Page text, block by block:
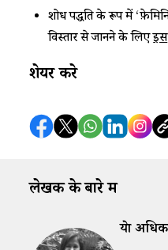
शोध पद्धति के रूप में
विस्तार से जानने के लिएइस
शेयर करे
लेखक के बारे में
श्रेया